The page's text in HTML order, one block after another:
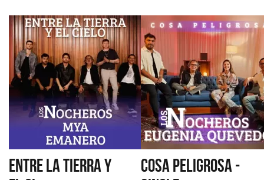
ENTRE LA TIERRA Y
COSA PELIGROSA -